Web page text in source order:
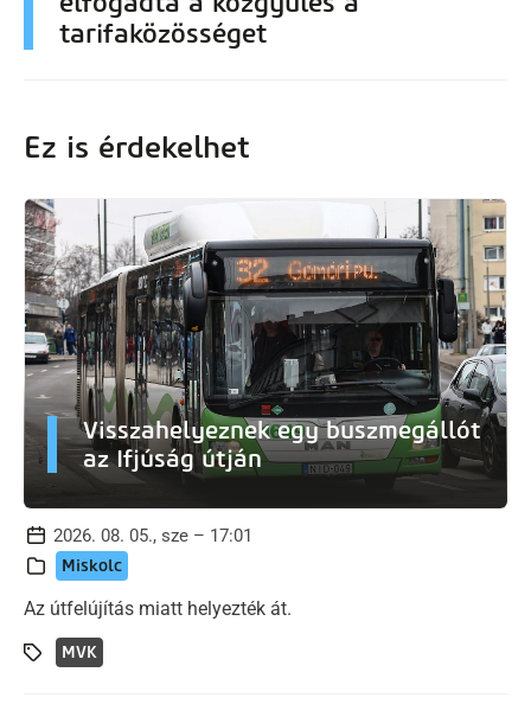
tarifaközösséget
Ez is érdekelhet
Visszahelyeznek egy buszmegállót
az Ifjúság útján
2026. 08. 05., sze – 17:01
Miskolc
Az útfelújítás miatt helyezték át.
MVK